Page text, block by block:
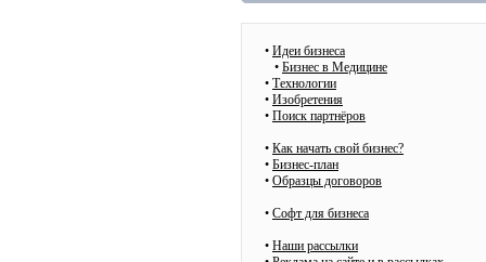
• Идеи бизнеса
• Бизнес в Медицине
• Технологии
• Изобретения
• Поиск партнёров
• Как начать свой бизнес?
• Бизнес-план
• Образцы договоров
• Cофт для бизнеса
• Наши рассылки